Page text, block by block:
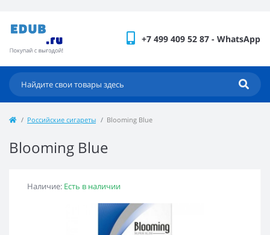
+7 499 409 52 87 - WhatsApp
Российские сигареты Blooming Blue
Blooming Blue
Наличие: Есть в наличии